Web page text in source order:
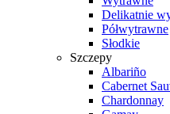
Delikatnie
Półwytrawne
Słodkie
Szczepy
Albariño
Cabernet
Chardonnay